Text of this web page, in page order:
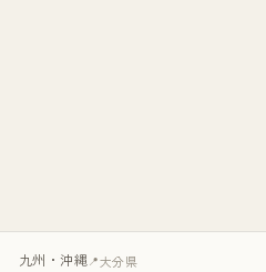
九州・沖縄 大分県